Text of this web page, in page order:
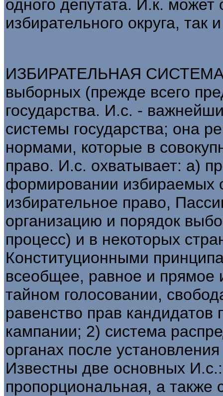
одного депутата. И.к. может
избирательного округа,
ИЗБИРАТЕЛЬНАЯ
выборных (прежде всего
государства. И.с. -
системы государства; она
нормами, которые в
право. И.с. охватывает: а)
формировании избираемых
избирательное право,
организацию и порядок
процесс) и в некоторых
Конституционными
всеобщее, равное и прямое
тайном голосовании,
равенство прав
кампании; 2) система
органах после
Известны две основных
пропорциональная, а